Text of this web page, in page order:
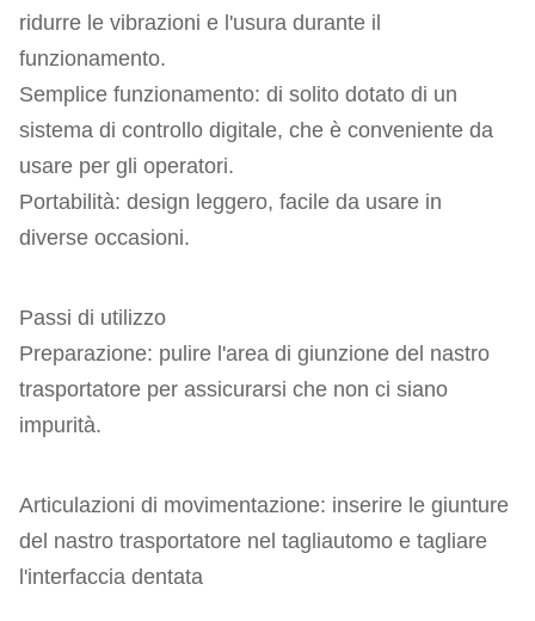
ridurre le vibrazioni e l'usura durante il
funzionamento.
Semplice funzionamento: di solito dotato di un
sistema di controllo digitale, che è conveniente da
usare per gli operatori.
Portabilità: design leggero, facile da usare in
diverse occasioni.
Passi di utilizzo
Preparazione: pulire l'area di giunzione del nastro
trasportatore per assicurarsi che non ci siano
impurità.
Articulazioni di movimentazione: inserire le giunture
del nastro trasportatore nel tagliautomo e tagliare
l'interfaccia dentata